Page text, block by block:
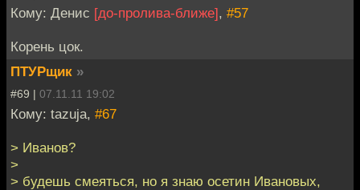
Кому: Денис [до-пролива-ближе], #57
Корень цок.
ПТУРщик »
#69 | 07.11.11 19:02
Кому: tazuja, #67
> Иванов?
>
> будешь смеяться, но я знаю осетин Ивановых,